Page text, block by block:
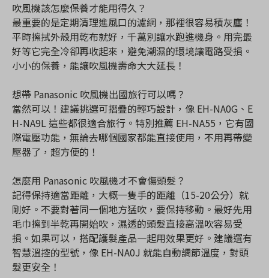
吹風機該怎麼保養才能用得久？
最重要的是定期清理進風口的濾網，那裡很容易積灰塵！
平時擦拭外殼用乾布就好，千萬別讓水跑進機身。用完最
好等它完全冷卻再收起來，避免潮濕的環境讓電路受損。
小小的保養，能讓吹風機壽命大大延長！
想帶 Panasonic 吹風機出國旅行可以嗎？
當然可以！建議挑選可摺疊的輕巧設計，像 EH-NA0G、E
H-NA9L 這些都很適合旅行。特別推薦 EH-NA55，它有國
際電壓功能，無論去哪個國家都能直接使用，不用再帶變
壓器了，超方便的！
怎麼用 Panasonic 吹風機才不會傷頭髮？
記得保持適當距離，大概一隻手的距離（15-20公分）就
剛好。不要對著同一個地方猛吹，要保持移動。最好先用
毛巾擦到半乾再開始吹，濕透的頭髮直接高溫吹容易受
損。如果可以，搭配護髮產品一起用效果更好。建議選有
智慧溫控的型號，像 EH-NA0J 就能自動調節溫度，對頭
髮更安全！